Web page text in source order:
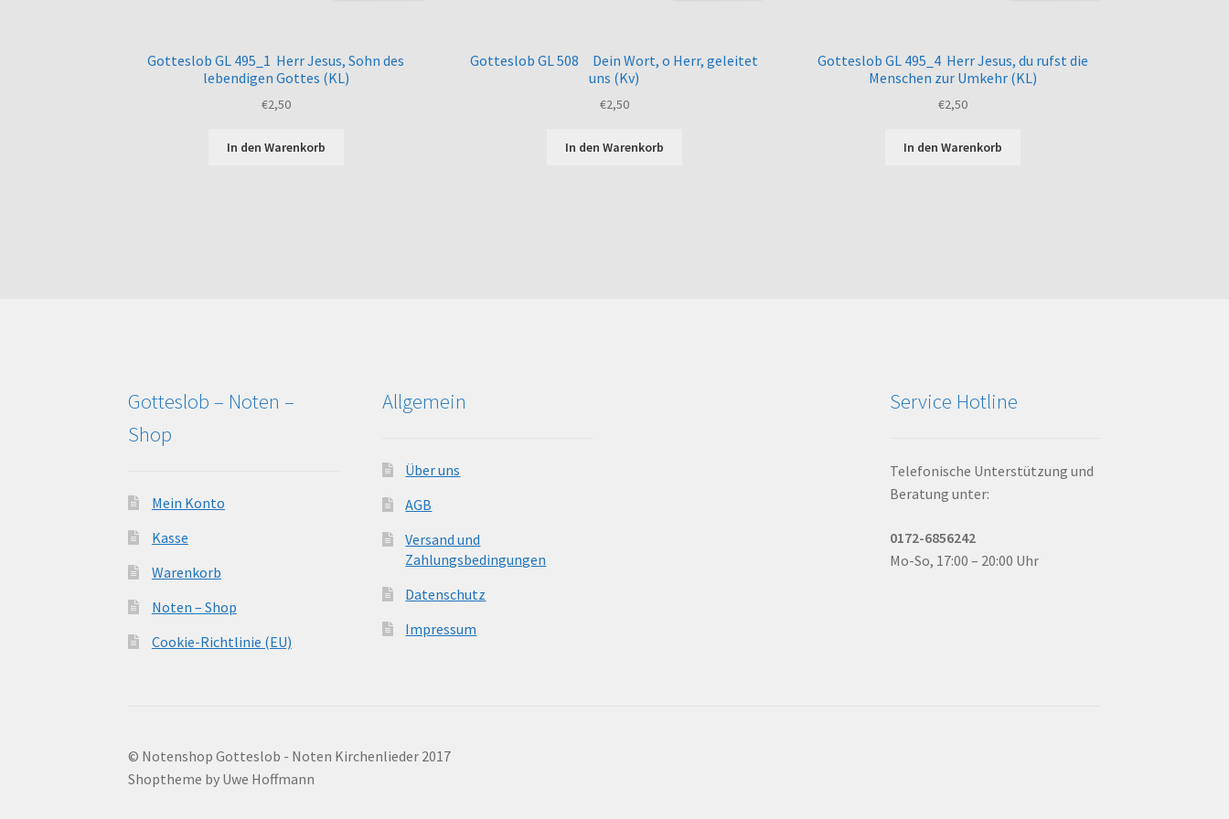
Gotteslob GL 495_1 Herr Jesus, Sohn des
lebendigen Gottes (KL)
€2,50
In den Warenkorb
Gotteslob GL 508 Dein Wort, o Herr, geleitet
uns (Kv)
€2,50
In den Warenkorb
Gotteslob GL 495_4 Herr Jesus, du rufst die
Menschen zur Umkehr (KL)
€2,50
In den Warenkorb
Gotteslob – Noten –
Shop
Mein Konto
Kasse
Warenkorb
Noten – Shop
Cookie-Richtlinie (EU)
Allgemein
Über uns
AGB
Versand und
Zahlungsbedingungen
Datenschutz
Impressum
Service Hotline
Telefonische Unterstützung und
Beratung unter:
0172-6856242
Mo-So, 17:00 – 20:00 Uhr
© Notenshop Gotteslob - Noten Kirchenlieder 2017
Shoptheme by Uwe Hoffmann